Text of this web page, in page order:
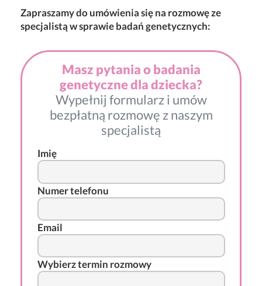
Zapraszamy do umówienia się na rozmowę ze
specjalistą w sprawie badań genetycznych:
Masz pytania o badania
genetyczne dla dziecka?
Wypełnij formularz i umów
bezpłatną rozmowę z naszym
specjalistą
Imię
Numer telefonu
Email
Wybierz termin rozmowy